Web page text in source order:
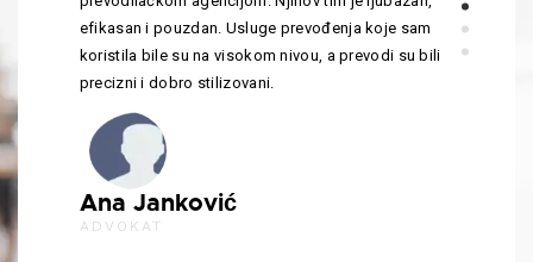
efikasan i pouzdan. Usluge prevođenja koje sam
koristila bile su na visokom nivou, a prevodi su bili
precizni i dobro stilizovani.
Ana Janković
ADVOKAT